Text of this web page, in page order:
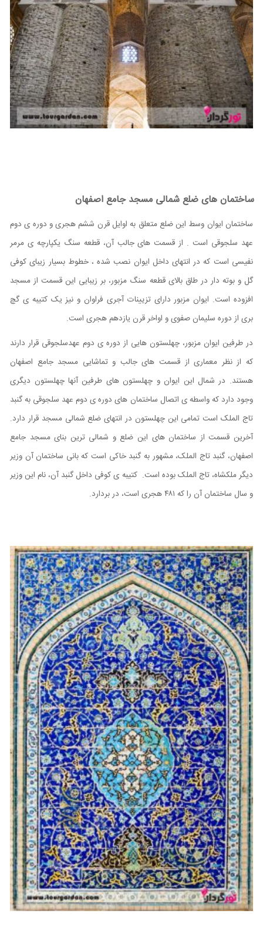
ساختمان های ضلع شمالی مسجد جامع اصفهان
ساختمان ایوان وسط این ضلع متعلق به اوایل قرن ششم هجری و دوره ی دوم
عهد سلجوقی است . از قسمت های جالب آن، قطعه سنگ یکپارچه ی مرمر
نفیسی است که در انتهای داخل ایوان نصب شده ، خطوط بسیار زیبای کوفی
گل و بوته دار در طاق بالای قطعه سنگ مزبور، بر زیبایی این قسمت از مسجد
افزوده است. ایوان مزبور دارای تزیینات آجری فراوان و نیز یک کتیبه ی گچ
بری از دوره سلیمان صفوی و اواخر قرن یازدهم هجری است.
در طرفین ایوان مزبور، چهلستون هایی از دوره ی دوم عهدسلجوقی قرار دارند
که از نظر معماری از قسمت های جالب و تماشایی مسجد جامع اصفهان
هستند. در شمال این ایوان و چهلستون های طرفین آنها چهلستون دیگری
وجود دارد که واسطه ی اتصال ساختمان های دوره ی دوم عهد سلجوقی به گنبد
تاج الملک است تمامی این چهلستون در انتهای ضلع شمالی مسجد قرار دارد.
آخرین قسمت از ساختمان های این ضلع و شمالی ترین بنای مسجد جامع
اصفهان، گنبد تاج الملک، مشهور به گنبد خاکی است که بانی ساختمان آن وزیر
دیگر ملکشاه، تاج الملک بوده است. کتیبه ی کوفی داخل گنبد آن، نام این وزیر
و سال ساختمان آن را که ۴۸۱ هجری است، در بردارد.